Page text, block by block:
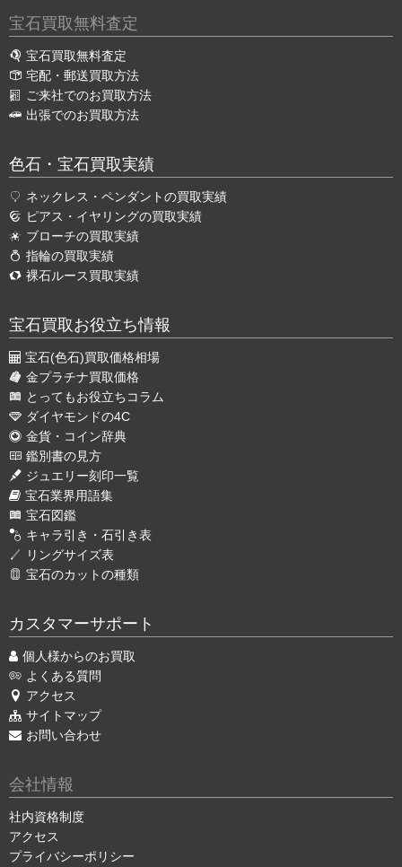
宝石買取無料査定
宝石買取無料査定
宅配・郵送買取方法
ご来社でのお買取方法
出張でのお買取方法
色石・宝石買取実績
ネックレス・ペンダントの買取実績
ピアス・イヤリングの買取実績
ブローチの買取実績
指輪の買取実績
裸石ルース買取実績
宝石買取お役立ち情報
宝石(色石)買取価格相場
金プラチナ買取価格
とってもお役立ちコラム
ダイヤモンドの4C
金貨・コイン辞典
鑑別書の見方
ジュエリー刻印一覧
宝石業界用語集
宝石図鑑
キャラ引き・石引き表
リングサイズ表
宝石のカットの種類
カスタマーサポート
個人様からのお買取
よくある質問
アクセス
サイトマップ
お問い合わせ
会社情報
社内資格制度
アクセス
プライバシーポリシー